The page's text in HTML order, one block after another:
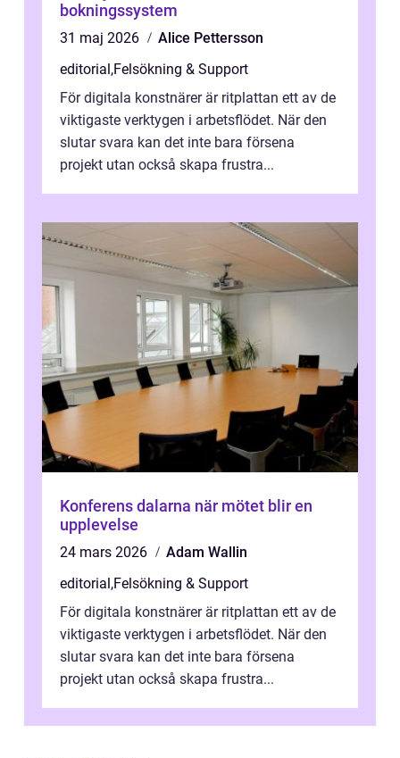
bokningssystem
31 maj 2026
Alice Pettersson
editorial,Felsökning & Support
För digitala konstnärer är ritplattan ett av de
viktigaste verktygen i arbetsflödet. När den
slutar svara kan det inte bara försena
projekt utan också skapa frustra...
Konferens dalarna när mötet blir en
upplevelse
24 mars 2026
Adam Wallin
editorial,Felsökning & Support
För digitala konstnärer är ritplattan ett av de
viktigaste verktygen i arbetsflödet. När den
slutar svara kan det inte bara försena
projekt utan också skapa frustra...